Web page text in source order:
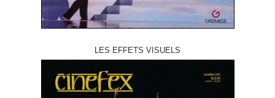
LES EFFETS VISUELS